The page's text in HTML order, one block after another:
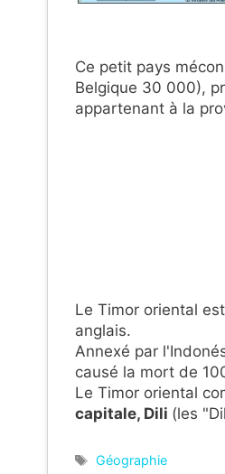
Ce petit pays
Belgique 30 000),
appartenant à la
Le Timor oriental
anglais.
Annexé par
causé la mort de
Le Timor oriental
capitale, Dili (les
Étiquettes
Géographie